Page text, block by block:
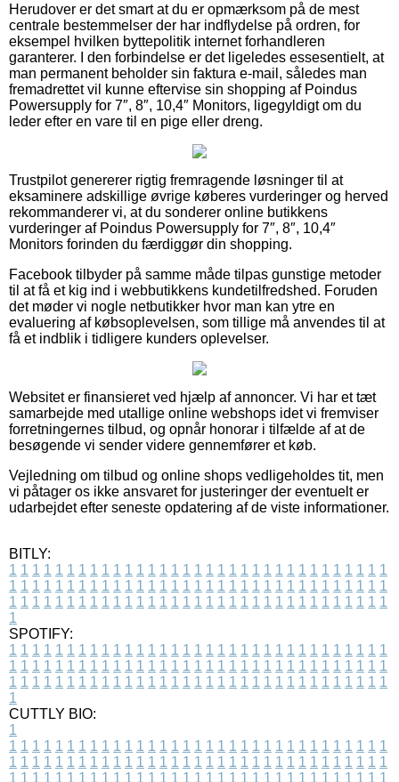
Herudover er det smart at du er opmærksom på de mest
centrale bestemmelser der har indflydelse på ordren, for
eksempel hvilken byttepolitik internet forhandleren
garanterer. I den forbindelse er det ligeledes essesentielt, at
man permanent beholder sin faktura e-mail, således man
fremadrettet vil kunne eftervise sin shopping af Poindus
Powersupply for 7″, 8″, 10,4″ Monitors, ligegyldigt om du
leder efter en vare til en pige eller dreng.
Trustpilot genererer rigtig fremragende løsninger til at
eksaminere adskillige øvrige køberes vurderinger og herved
rekommanderer vi, at du sonderer online butikkens
vurderinger af Poindus Powersupply for 7″, 8″, 10,4″
Monitors forinden du færdiggør din shopping.
Facebook tilbyder på samme måde tilpas gunstige metoder
til at få et kig ind i webbutikkens kundetilfredshed. Foruden
det møder vi nogle netbutikker hvor man kan ytre en
evaluering af købsoplevelsen, som tillige må anvendes til at
få et indblik i tidligere kunders oplevelser.
Websitet er finansieret ved hjælp af annoncer. Vi har et tæt
samarbejde med utallige online webshops idet vi fremviser
forretningernes tilbud, og opnår honorar i tilfælde af at de
besøgende vi sender videre gennemfører et køb.
Vejledning om tilbud og online shops vedligeholdes tit, men
vi påtager os ikke ansvaret for justeringer der eventuelt er
udarbejdet efter seneste opdatering af de viste informationer.
BITLY:
1 1 1 1 1 1 1 1 1 1 1 1 1 1 1 1 1 1 1 1 1 1 1 1 1 1 1 1 1 1 1 1 1
1 1 1 1 1 1 1 1 1 1 1 1 1 1 1 1 1 1 1 1 1 1 1 1 1 1 1 1 1 1 1 1 1
1 1 1 1 1 1 1 1 1 1 1 1 1 1 1 1 1 1 1 1 1 1 1 1 1 1 1 1 1 1 1 1 1
1
SPOTIFY:
1 1 1 1 1 1 1 1 1 1 1 1 1 1 1 1 1 1 1 1 1 1 1 1 1 1 1 1 1 1 1 1 1
1 1 1 1 1 1 1 1 1 1 1 1 1 1 1 1 1 1 1 1 1 1 1 1 1 1 1 1 1 1 1 1 1
1 1 1 1 1 1 1 1 1 1 1 1 1 1 1 1 1 1 1 1 1 1 1 1 1 1 1 1 1 1 1 1 1
1
CUTTLY BIO:
1
1 1 1 1 1 1 1 1 1 1 1 1 1 1 1 1 1 1 1 1 1 1 1 1 1 1 1 1 1 1 1 1 1
1 1 1 1 1 1 1 1 1 1 1 1 1 1 1 1 1 1 1 1 1 1 1 1 1 1 1 1 1 1 1 1 1
1 1 1 1 1 1 1 1 1 1 1 1 1 1 1 1 1 1 1 1 1 1 1 1 1 1 1 1 1 1 1 1 1